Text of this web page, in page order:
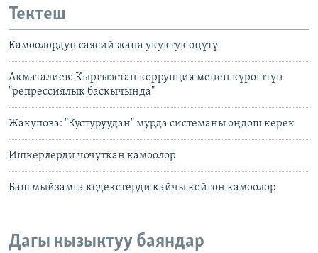
Тектеш
Камоолордун саясий жана укуктук өңүтү
Акматалиев: Кыргызстан коррупция менен күрөштүн
"репрессиялык баскычында"
Жакупова: "Кустуруудан" мурда системаны оңдош керек
Ишкерлерди чочуткан камоолор
Баш мыйзамга кодекстерди кайчы койгон камоолор
Дагы кызыктуу баяндар